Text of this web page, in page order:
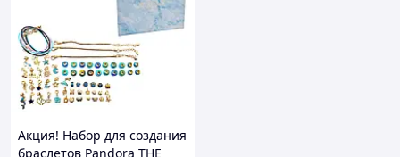
Акция! Набор для создания
браслетов Pandora THE